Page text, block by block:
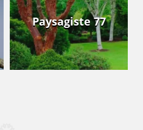
Paysagiste 77